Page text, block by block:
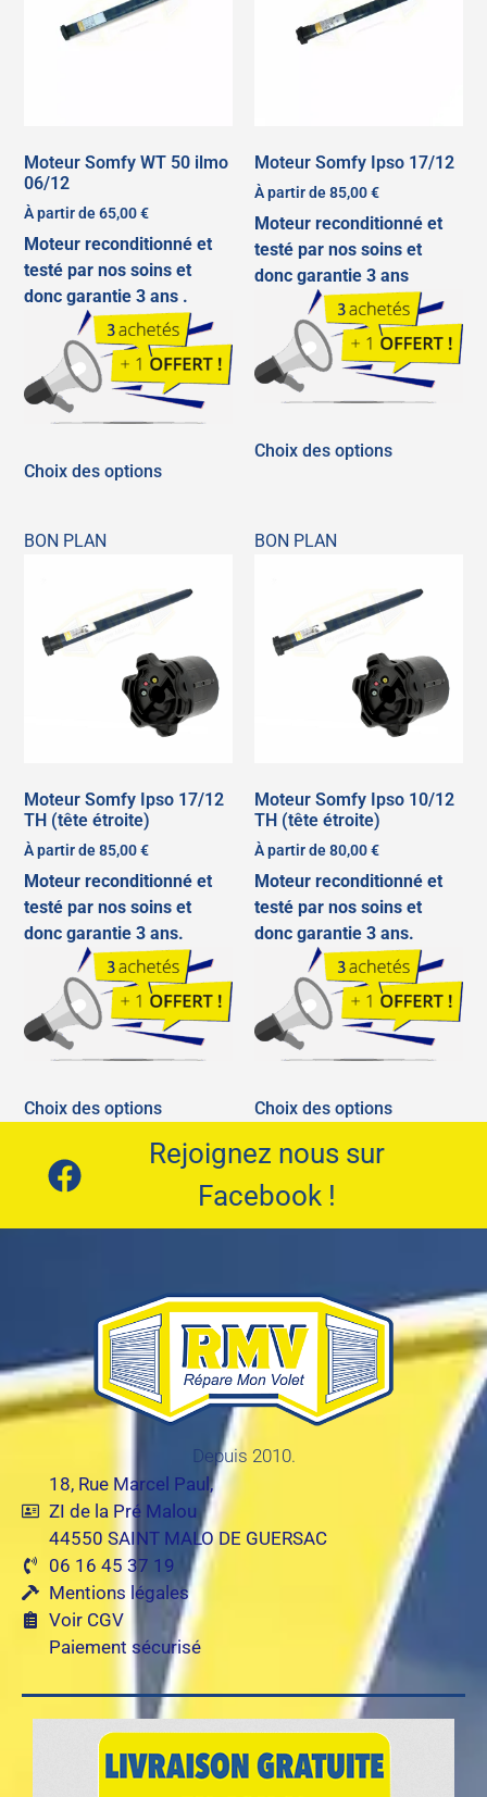
Moteur Somfy WT 50 ilmo
06/12
À partir de65,00€
Moteur reconditionné et
testé par nos soins et
donc garantie 3 ans .
Choix des options
Moteur Somfy Ipso 17/12
À partir de85,00€
Moteur reconditionné et
testé par nos soins et
donc garantie 3 ans
Choix des options
BON PLAN
Moteur Somfy Ipso 17/12
TH (tête étroite)
À partir de85,00€
Moteur reconditionné et
testé par nos soins et
donc garantie 3 ans.
Choix des options
BON PLAN
Moteur Somfy Ipso 10/12
TH (tête étroite)
À partir de80,00€
Moteur reconditionné et
testé par nos soins et
donc garantie 3 ans.
Choix des options
Rejoignez nous sur
Facebook !
Depuis 2010.
18, Rue Marcel Paul,
ZI de la Pré Malou
44550 SAINT MALO DE GUERSAC
06 16 45 37 19
Mentions légales
Voir CGV
Paiement sécurisé